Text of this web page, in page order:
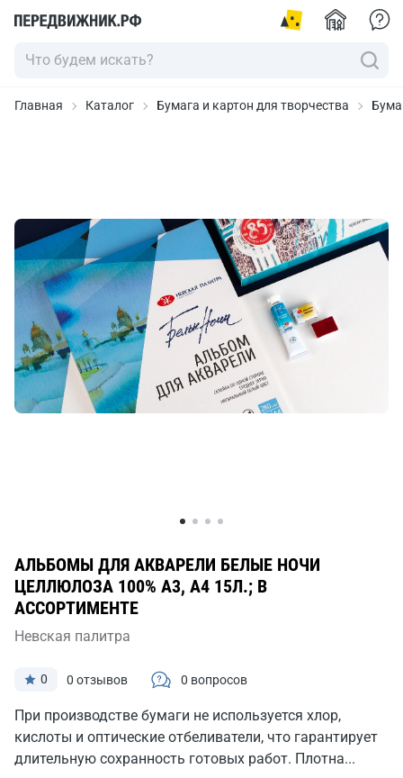
Главная Каталог Бумага и картон для творчества
АЛЬБОМЫ ДЛЯ АКВАРЕЛИ БЕЛЫЕ НОЧИ
ЦЕЛЛЮЛОЗА 100% А3, А4 15Л.; В
АССОРТИМЕНТЕ
Невская палитра
0 0 отзывов 0 вопросов
При производстве бумаги не используется хлор,
кислоты и оптические отбеливатели, что гарантирует
длительную сохранность готовых работ. Плотна...